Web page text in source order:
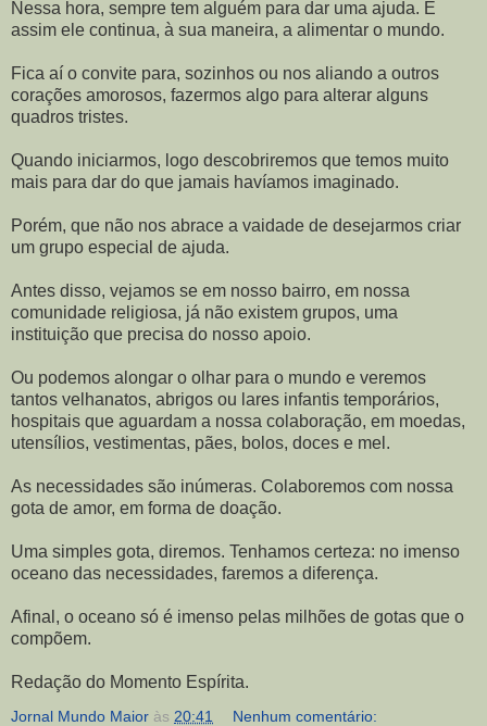
Nessa hora, sempre tem alguém para dar uma ajuda. E
assim ele continua, à sua maneira, a alimentar o mundo.
Fica aí o convite para, sozinhos ou nos aliando a outros
corações amorosos, fazermos algo para alterar alguns
quadros tristes.
Quando iniciarmos, logo descobriremos que temos muito
mais para dar do que jamais havíamos imaginado.
Porém, que não nos abrace a vaidade de desejarmos criar
um grupo especial de ajuda.
Antes disso, vejamos se em nosso bairro, em nossa
comunidade religiosa, já não existem grupos, uma
instituição que precisa do nosso apoio.
Ou podemos alongar o olhar para o mundo e veremos
tantos velhanatos, abrigos ou lares infantis temporários,
hospitais que aguardam a nossa colaboração, em moedas,
utensílios, vestimentas, pães, bolos, doces e mel.
As necessidades são inúmeras. Colaboremos com nossa
gota de amor, em forma de doação.
Uma simples gota, diremos. Tenhamos certeza: no imenso
oceano das necessidades, faremos a diferença.
Afinal, o oceano só é imenso pelas milhões de gotas que o
compõem.
Redação do Momento Espírita.
Jornal Mundo Maior às 20:41 Nenhum comentário: